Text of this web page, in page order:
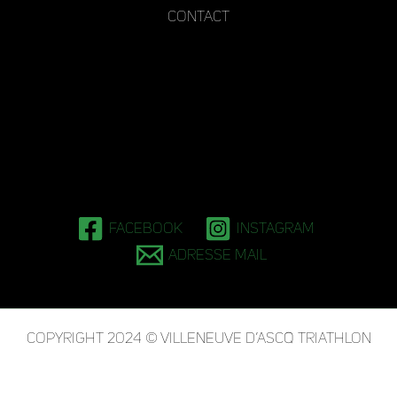
Contact
Facebook
Instagram
Adresse mail
Copyright 2024 © Villeneuve d’Ascq Triathlon